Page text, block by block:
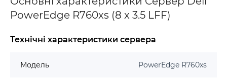
PowerEdge R760xs (8 x 3.5 LFF)
Технічні характеристики сервера
Модель PowerEdge R760xs